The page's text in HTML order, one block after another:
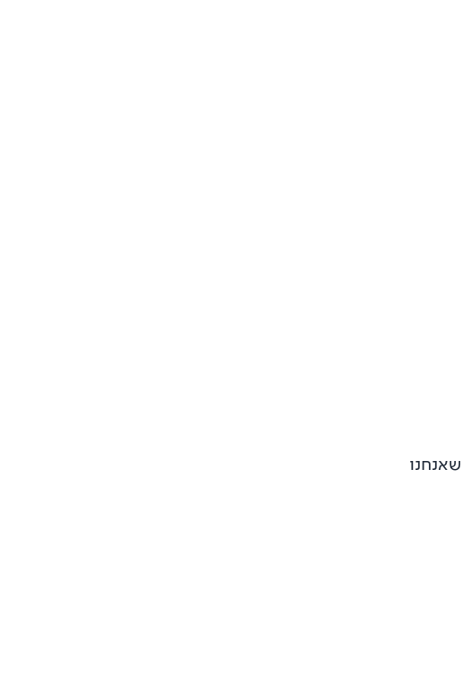
המוצרים האלה משרתים מיליוני נוסעים. הם מראים את רמת הסקייל, האמינות ומומחיות ה-Mobile שאנחנו